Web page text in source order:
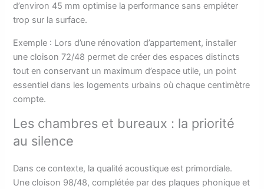
d’environ 45 mm optimise la performance sans empiéter
trop sur la surface.
Exemple : Lors d’une rénovation d’appartement, installer
une cloison 72/48 permet de créer des espaces distincts
tout en conservant un maximum d’espace utile, un point
essentiel dans les logements urbains où chaque centimètre
compte.
Les chambres et bureaux : la priorité
au silence
Dans ce contexte, la qualité acoustique est primordiale.
Une cloison 98/48, complétée par des plaques phonique et